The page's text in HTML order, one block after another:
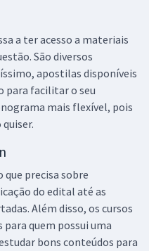
a ter acesso a materiais
São diversos
apostilas disponíveis
para facilitar o seu
mais flexível, pois
que precisa sobre
do edital até as
Além disso, os cursos
quem possui uma
bons conteúdos para